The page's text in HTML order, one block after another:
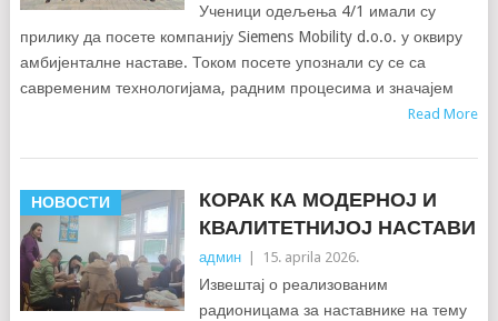
Ученици одељења 4/1 имали су
прилику да посете компанију Siemens Mobility d.o.o. у оквиру
амбијенталне наставе. Током посете упознали су се са
савременим технологијама, радним процесима и значајем
Read More
НОВОСТИ
КОРАК КА МОДЕРНОЈ И
КВАЛИТЕТНИЈОЈ НАСТАВИ
админ | 15. aprila 2026.
Извештај о реализованим
радионицама за наставнике на тему